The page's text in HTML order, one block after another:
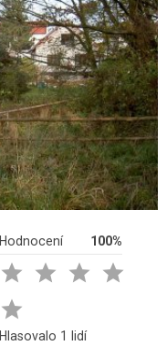
Hodnocení 100%
   

Hlasovalo 1 lidí